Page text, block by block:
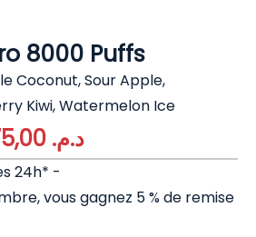
8000 Puffs
Coconut, Sour Apple,
Kiwi, Watermelon Ice
د.م.
24h* -
vous gagnez 5 % de remise